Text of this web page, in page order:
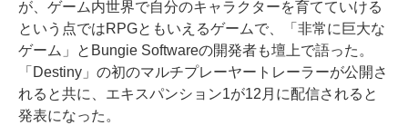
が、ゲーム内世界で自分のキャラクターを育てていける
という点ではRPGともいえるゲームで、「非常に巨大な
ゲーム」とBungie Softwareの開発者も壇上で語った。
「Destiny」の初のマルチプレーヤートレーラーが公開さ
れると共に、エキスパンション1が12月に配信されると
発表になった。